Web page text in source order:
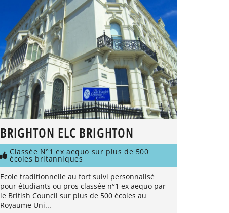
BRIGHTON ELC BRIGHTON
Classée N°1 ex aequo sur plus de 500
écoles britanniques
Ecole traditionnelle au fort suivi personnalisé
pour étudiants ou pros classée n°1 ex aequo par
le British Council sur plus de 500 écoles au
Royaume Uni...